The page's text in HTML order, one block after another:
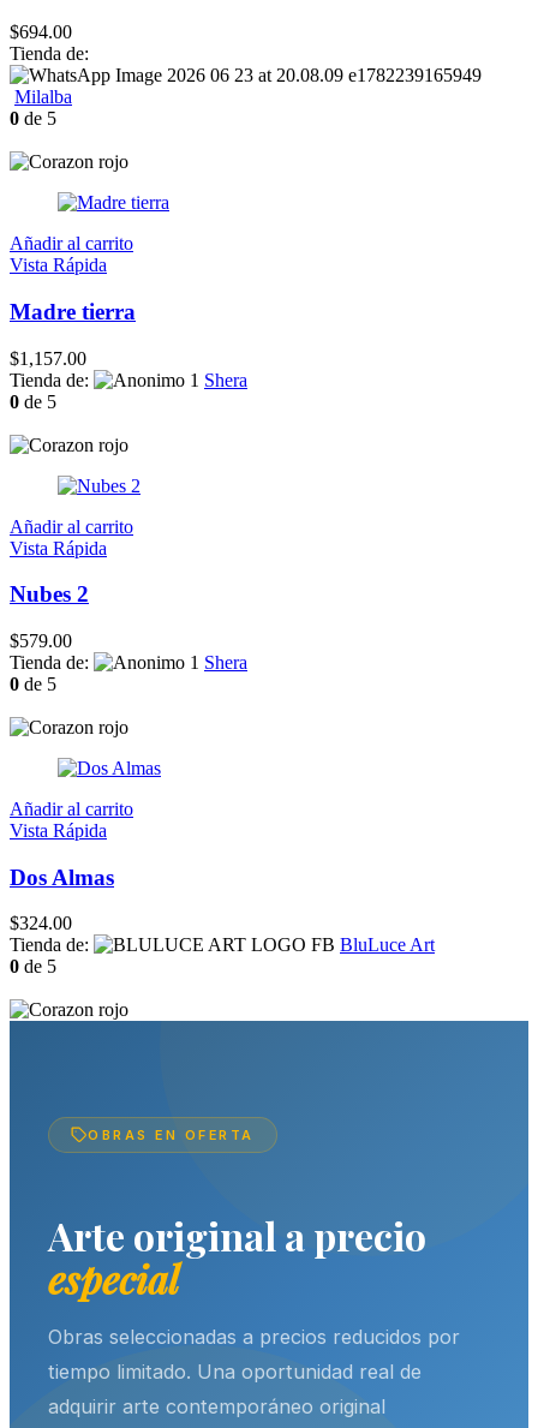
$694.00
Tienda de:
Milalba
0 de 5
Añadir al carrito
Vista Rápida
Madre tierra
$1,157.00
Tienda de:
Shera
0 de 5
Añadir al carrito
Vista Rápida
Nubes 2
$579.00
Tienda de:
Shera
0 de 5
Añadir al carrito
Vista Rápida
Dos Almas
$324.00
Tienda de:
BluLuce Art
0 de 5
OBRAS EN OFERTA
Arte original a precio
especial
Obras seleccionadas a precios reducidos por
tiempo limitado. Una oportunidad real de
adquirir arte contemporáneo original